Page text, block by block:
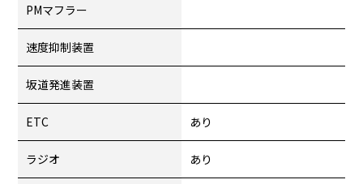
PMマフラー
速度抑制装置
坂道発進装置
ETC あり
ラジオ あり